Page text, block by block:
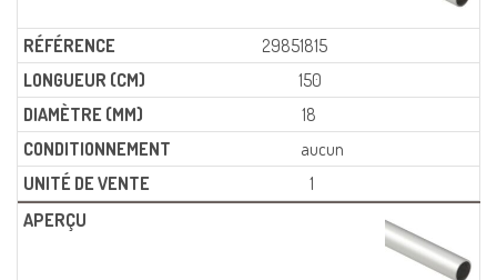
29851815
150
18
aucun
1